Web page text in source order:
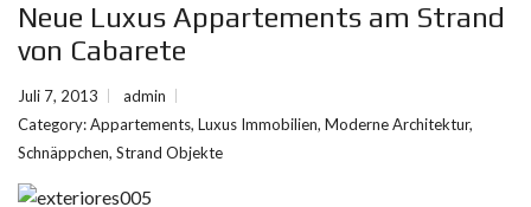
Neue Luxus Appartements am Strand
von Cabarete
Juli 7, 2013
admin
Category:Appartements, Luxus Immobilien, Moderne Architektur,
Schnäppchen, Strand Objekte